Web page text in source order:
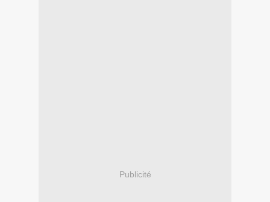
Publicité